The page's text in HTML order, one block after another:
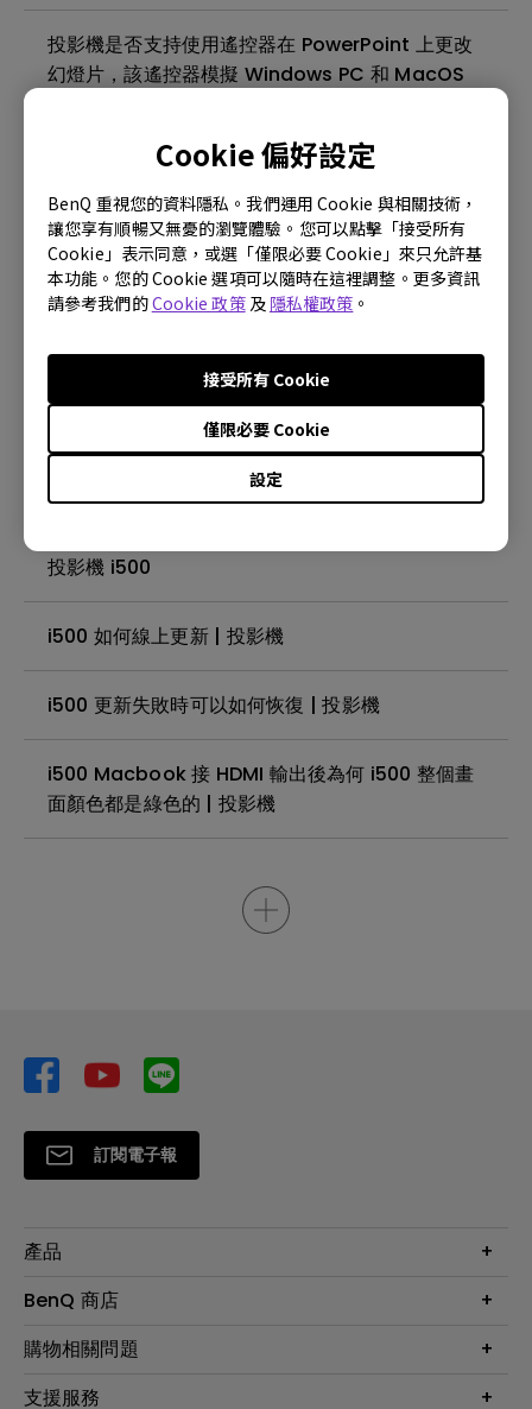
Cookie 偏好設定
BenQ 重視您的資料隱私。我們運用 Cookie 與相關技術，
讓您享有順暢又無憂的瀏覽體驗。您可以點擊「接受所有
Cookie」表示同意，或選「僅限必要 Cookie」來只允許基
本功能。您的 Cookie 選項可以隨時在這裡調整。更多資訊
請參考我們的Cookie 政策及 隱私權政策 。
設定
僅限必要 Cookie
接受所有 Cookie
投影機是否支持使用遙控器在 PowerPoint 上更改
幻燈片，該遙控器模擬 Windows PC 和 MacOS
Macbook接HDMI輸出後為何i500整個畫面顏色都
是綠色的｜投影機i500
更新失敗時可以如何恢復？｜投影機i500
為什麼我安裝了YouTube APP卻不能播放｜投影機
投影機 i500
i500 如何線上更新 | 投影機
i500 更新失敗時可以如何恢復 | 投影機
i500 Macbook 接 HDMI 輸出後為何 i500 整個畫
面顏色都是綠色的 | 投影機
訂閱電子報
產品
大型液晶
投影機
智慧照明
BenQ 商店
最新產品與活動
購物相關問題
第一次購物就上手
支援服務